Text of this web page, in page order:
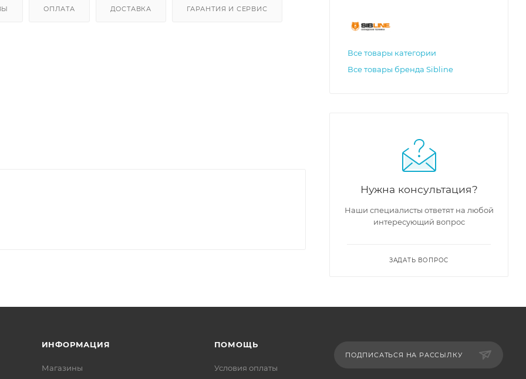
ОПЛАТА ДОСТАВКА ГАРАНТИЯ И СЕРВИС
Все товары категории
Все товары бренда Sibline
Нужна консультация?
Наши специалисты ответят на любой
интересующий вопрос
ЗАДАТЬ ВОПРОС
ИНФОРМАЦИЯ
Магазины
ПОМОЩЬ
Условия оплаты
ПОДПИСАТЬСЯ НА РАССЫЛКУ